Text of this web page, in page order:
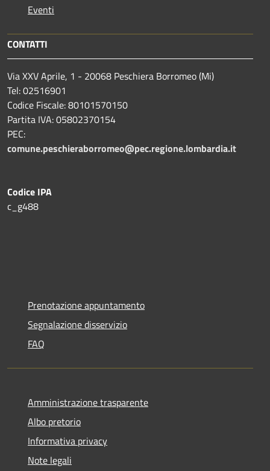
Eventi
CONTATTI
Via XXV Aprile, 1 - 20068 Peschiera Borromeo (Mi)
Tel: 02516901
Codice Fiscale: 80101570150
Partita IVA: 05802370154
PEC:
comune.peschieraborromeo@pec.regione.lombardia.it
Codice IPA
c_g488
Prenotazione appuntamento
Segnalazione disservizio
FAQ
Amministrazione trasparente
Albo pretorio
Informativa privacy
Note legali